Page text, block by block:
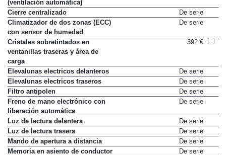
(ventilación automática)
Cierre centralizado
De serie
Climatizador de dos zonas (ECC)
con sensor de humedad
Cristales sobretintados en
ventanillas traseras y área de
carga
Elevalunas electricos delanteros
De serie
Elevalunas electricos traseros
De serie
Filtro antipolen
De serie
Freno de mano electrónico con
liberación automática
Luz de lectura delantera
De serie
Luz de lectura trasera
De serie
Mando de apertura a distancia
De serie